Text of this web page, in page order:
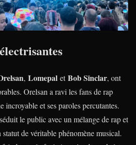
, Lomepal etBob Sinclar, ont
Orelsan a ravi les fans de rap
incroyable et ses paroles percutantes.
le public avec un mélange de rap et
de véritable phénomène musical.